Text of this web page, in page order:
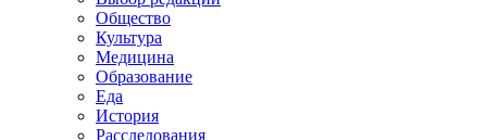
Общество
Культура
Медицина
Образование
Еда
История
Расследования